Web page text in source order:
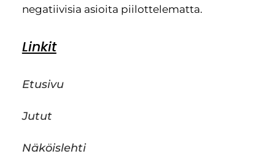
negatiivisia asioita piilottelematta.
Linkit
Etusivu
Jutut
Näköislehti